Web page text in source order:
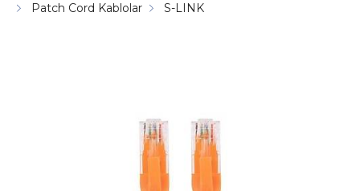
Patch Cord Kablolar
S-LINK